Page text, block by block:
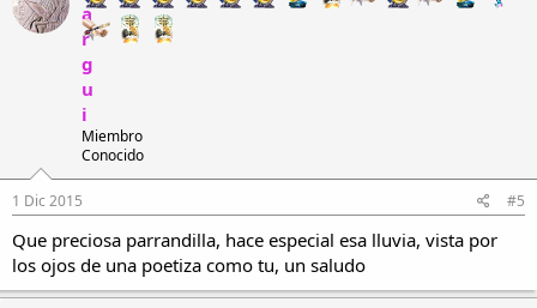
a
r
g
u
i
Miembro
Conocido
1 Dic 2015 #5
Que preciosa parrandilla, hace especial esa lluvia, vista por
los ojos de una poetiza como tu, un saludo